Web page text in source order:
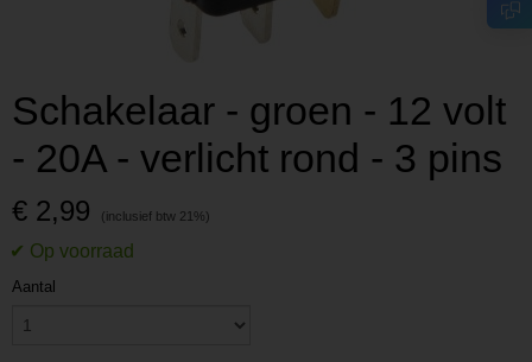
Schakelaar - groen - 12 volt
- 20A - verlicht rond - 3 pins
€ 2,99
Aantal